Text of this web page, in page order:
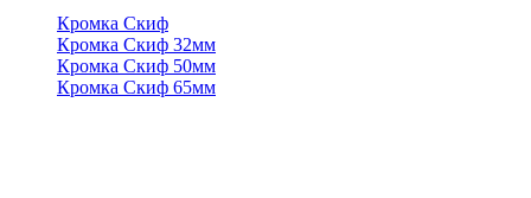
Кромка Скиф
Кромка Скиф 32мм
Кромка Скиф 50мм
Кромка Скиф 65мм